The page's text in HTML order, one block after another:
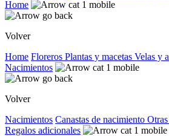
Home
Volver
Home Floreros Plantas y macetas Velas y
Nacimientos
Volver
Nacimientos Canastas de nacimiento
Regalos adicionales